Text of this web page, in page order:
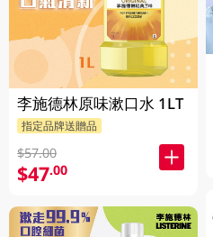
李施德林原味漱口水 1LT
指定品牌送贈品
$57.00
$47.00